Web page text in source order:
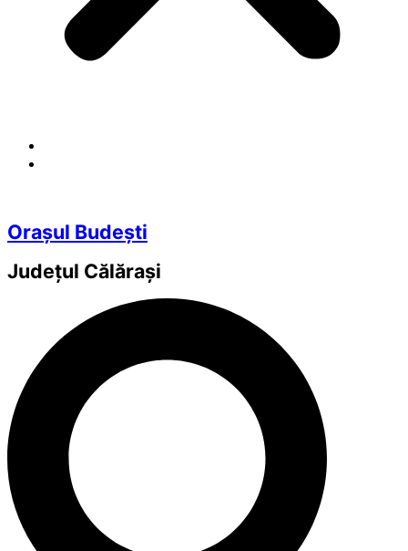
Orașul Budești
Județul Călărași